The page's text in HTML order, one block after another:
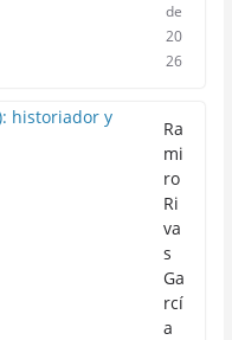
de
20
26
Ra
mi
ro
Ri
va
s
Ga
rcí
a